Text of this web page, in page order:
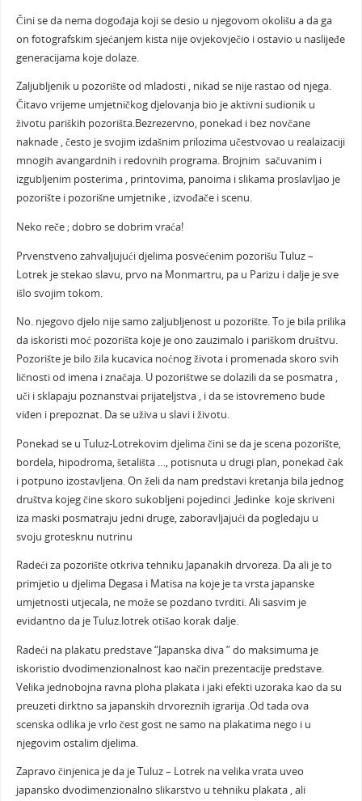
Čini se da nema dogođaja koji se desio u njegovom okolišu a da ga
on fotografskim sjećanjem kista nije ovjekovječio i ostavio u naslijeđe
generacijama koje dolaze.
Zaljubljenik u pozorište od mladosti , nikad se nije rastao od njega.
Čitavo vrijeme umjetničkog djelovanja bio je aktivni sudionik u
životu pariških pozorišta.Bezrezervno, ponekad i bez novčane
naknade , često je svojim izdašnim prilozima učestvovao u realaizaciji
mnogih avangardnih i redovnih programa. Brojnim sačuvanim i
izgubljenim posterima , printovima, panoima i slikama proslavljao je
pozorište i pozorišne umjetnike , izvođače i scenu.
Neko reče ; dobro se dobrim vraća!
Prvenstveno zahvaljujući djelima posvećenim pozorišu Tuluz –
Lotrek je stekao slavu, prvo na Monmartru, pa u Parizu i dalje je sve
išlo svojim tokom.
No. njegovo djelo nije samo zaljubljenost u pozorište. To je bila prilika
da iskoristi moć pozorišta koje je ono zauzimalo i pariškom društvu.
Pozorište je bilo žila kucavica noćnog života i promenada skoro svih
ličnosti od imena i značaja. U pozorištwe se dolazili da se posmatra ,
uči i sklapaju poznanstvai prijateljstva , i da se istovremeno bude
viđen i prepoznat. Da se uživa u slavi i životu.
Ponekad se u Tuluz-Lotrekovim djelima čini se da je scena pozorište,
bordela, hipodroma, šetališta …, potisnuta u drugi plan, ponekad čak
i potpuno izostavljena. On želi da nam predstavi kretanja bila jednog
društva kojeg čine skoro sukobljeni pojedinci .Jedinke koje skriveni
iza maski posmatraju jedni druge, zaboravljajući da pogledaju u
svoju grotesknu nutrinu
Radeći za pozorište otkriva tehniku Japanakih drvoreza. Da ali je to
primjetio u djelima Degasa i Matisa na koje je ta vrsta japanske
umjetnosti utjecala, ne može se pozdano tvrditi. Ali sasvim je
evidantno da je Tuluz.lotrek otišao korak dalje.
Radeći na plakatu predstave “Japanska diva ” do maksimuma je
iskoristio dvodimenzionalnost kao način prezentacije predstave.
Velika jednobojna ravna ploha plakata i jaki efekti uzoraka kao da su
preuzeti dirktno sa japanskih drvoreznih igrarija .Od tada ova
scenska odlika je vrlo čest gost ne samo na plakatima nego i u
njegovim ostalim djelima.
Zapravo činjenica je da je Tuluz – Lotrek na velika vrata uveo
japansko dvodimenzionalno slikarstvo u tehniku plakata , ali